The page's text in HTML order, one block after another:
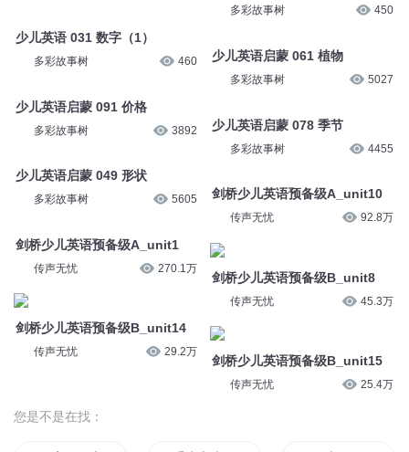
少儿英语 031 数字（1）
多彩故事树 460
少儿英语启蒙 091 价格
多彩故事树 3892
少儿英语启蒙 049 形状
多彩故事树 5605
剑桥少儿英语预备级A_unit1
传声无忧 270.1万
剑桥少儿英语预备级B_unit14
传声无忧 29.2万
多彩故事树 450
少儿英语启蒙 061 植物
多彩故事树 5027
少儿英语启蒙 078 季节
多彩故事树 4455
剑桥少儿英语预备级A_unit10
传声无忧 92.8万
剑桥少儿英语预备级B_unit8
传声无忧 45.3万
剑桥少儿英语预备级B_unit15
传声无忧 25.4万
您是不是在找：